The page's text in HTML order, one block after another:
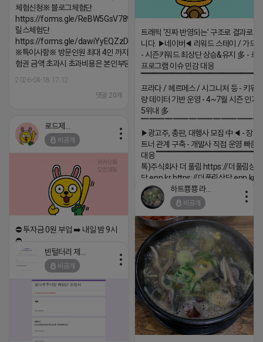
체험신청※ 블로그체험단
https://forms.gle/ReBW5GsV789ur2Pz6
릴스체험단
https://forms.gle/dawiYyEQZzDdqf8W8
※특이사항※ 방문인원 최대 4인 까지 가능 체
험권 금액 초과시 초과비용은 본인부담입니다.
2026-04-18 17:12
댓글:20개
트래픽 ‘진짜 반영되는’ 구조로 결과로
니다. ▶네이버◀ 리워드 스테이 / 가드 /
- 시즌키워드 최상단 상승&유지 多 - 로
프로그램 이슈 민감 대응
▔▔▔▔▔▔▔▔▔▔▔▔▔▔▔▔▔▔ ▶
프라다 / 헤르메스 / 시그니처 등 - 키워
량 데이터 기반 운영 - 4~7월 시즌 인기
5위내 多
▶광고주, 총판, 대행사 모집 中◀ - 장기
트너 관계 구축 - 개발사 직접 운영 빠른
대응
톡)주식회사 더 풀림 https://더풀림상
담.enn.kr https://더풀림상담.enn.kr
2026-04-18 17:26
비공개
⛔️ 투자금 0원 부업 ➡️ 내일 밤 9시
⛔️
2026-04-18 17:23
하트뿅뿅 라이언
비공개
비공개